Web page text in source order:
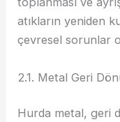
atıkların yeniden
çevresel sorunlar
2.1. Metal Geri
Hurda metal, geri